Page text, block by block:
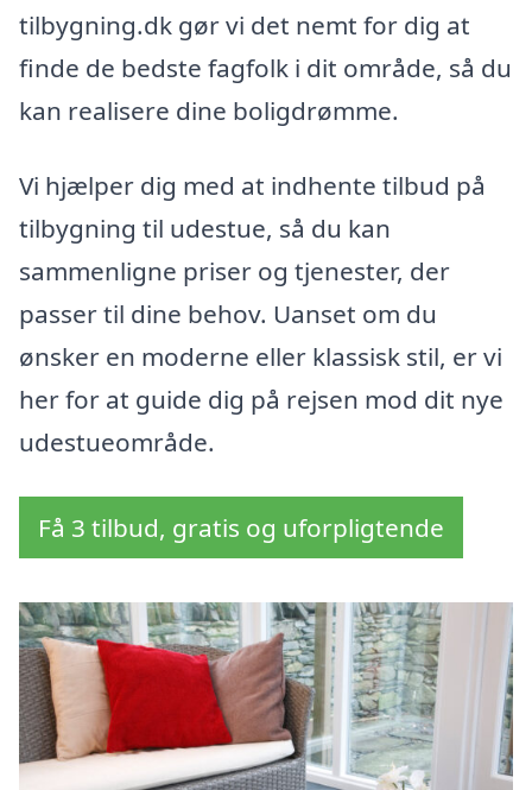
tilbygning.dk gør vi det nemt for dig at
finde de bedste fagfolk i dit område, så du
kan realisere dine boligdrømme.
Vi hjælper dig med at indhente tilbud på
tilbygning til udestue, så du kan
sammenligne priser og tjenester, der
passer til dine behov. Uanset om du
ønsker en moderne eller klassisk stil, er vi
her for at guide dig på rejsen mod dit nye
udestueområde.
Få 3 tilbud, gratis og uforpligtende